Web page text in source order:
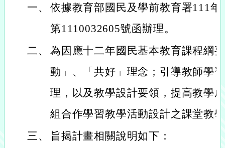
一、 依據教育部國民及學前教育署111
第1110032605號函辦理。
二、 為因應十二年國民基本教育課程綱
動」、「共好」理念；引導教師學
理，以及教學設計要領，提高教學
組合作學習教學活動設計之課堂教
三、
旨揭計畫相關說明如下：